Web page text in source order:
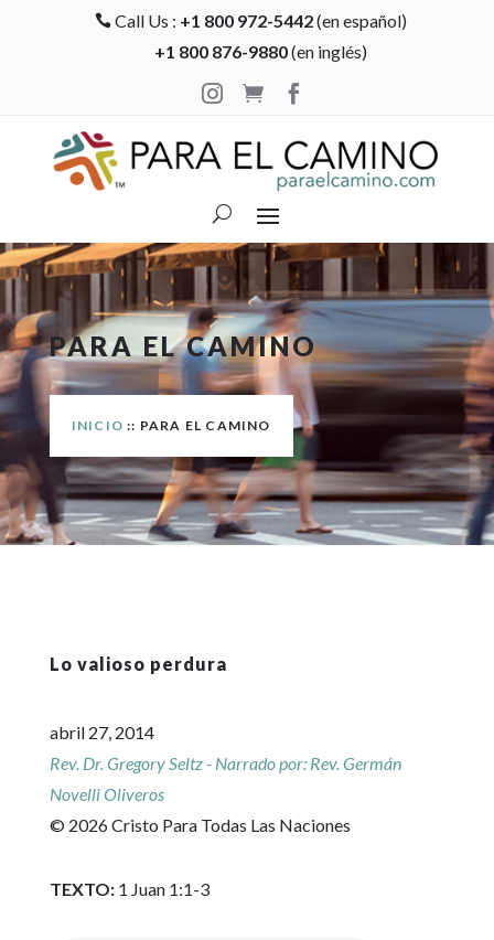
 Call Us : +1 800 972-5442(en español)
+1 800 876-9880(en inglés)

 
PARA EL CAMINO
INICIO :: PARA EL CAMINO
Lo valioso perdura
abril 27, 2014
Rev. Dr. Gregory Seltz - Narrado por: Rev. Germán
Novelli Oliveros
© 2026 Cristo Para Todas Las Naciones
TEXTO: 1 Juan 1:1-3